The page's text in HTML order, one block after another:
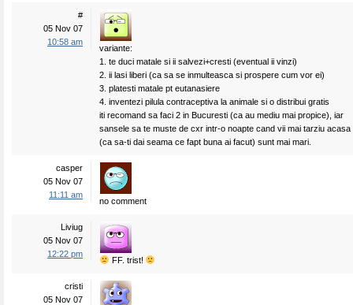
#
05 Nov 07
10:58 am
variante:
1. te duci matale si ii salvezi+cresti (eventual ii vinzi)
2. ii lasi liberi (ca sa se inmulteasca si prospere cum vor ei)
3. platesti matale pt eutanasiere
4. inventezi pilula contraceptiva la animale si o distribui gratis
iti recomand sa faci 2 in Bucuresti (ca au mediu mai propice), iar
sansele sa te muste de cxr intr-o noapte cand vii mai tarziu acasa
(ca sa-ti dai seama ce fapt buna ai facut) sunt mai mari.
casper
05 Nov 07
11:11 am
no comment
Liviug
05 Nov 07
12:22 pm
FF. trist!
cristi
05 Nov 07